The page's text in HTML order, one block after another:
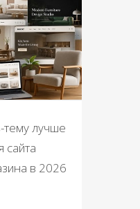
тему лучше
сайта
в 2026